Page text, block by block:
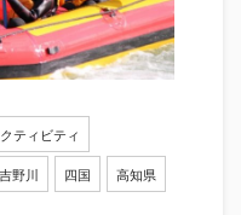
ティビティ
吉野川 四国 高知県